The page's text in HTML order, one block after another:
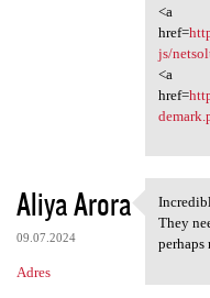
<a
href=
js/
<a
href=
Aliya Arora
09.07.2024
Adres
They